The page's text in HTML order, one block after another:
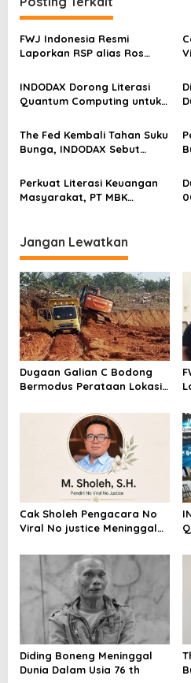
a
s
i
p
o
s
FWJ Indonesia Resmi
Laporkan RSP alias Ros
INDODAX Dorong Literasi
Quantum Computing untuk
Blockchain
The Fed Kembali Tahan Suku
Bunga, INDODAX Sebut
Sentimen Pasar
Perkuat Literasi Keuangan
Masyarakat, PT MBK
Jangan Lewatkan
Dugaan Galian C Bodong
Bermodus Perataan Lokasi
Riau Akan Tinjauan Lokasi
Cak Sholeh Pengacara No
Viral No justice Meninggal
Diding Boneng Meninggal
Dunia Dalam Usia 76 th